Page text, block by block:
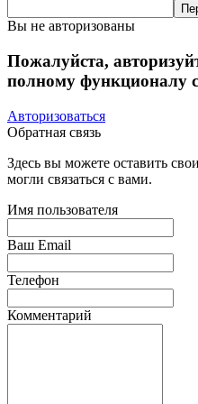
Вы не авторизованы
Пожалуйста,
полному функционалу
Авторизоваться
Обратная связь
Здесь вы можете оставить
могли связаться с вами.
Имя пользователя
Ваш Email
Телефон
Комментарий